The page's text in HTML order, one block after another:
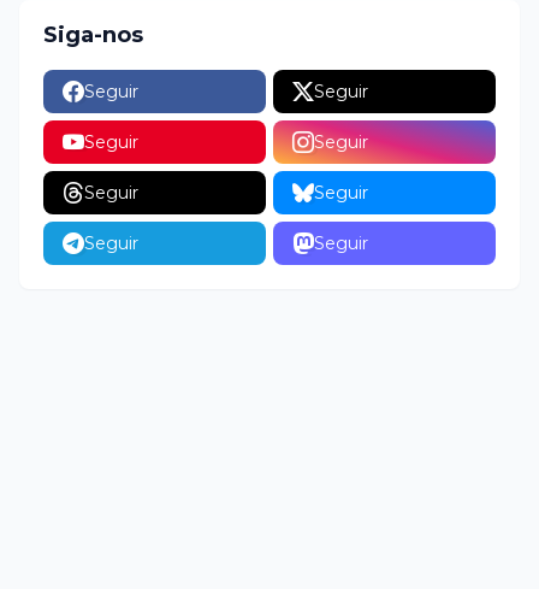
Siga-nos
Seguir Seguir
Seguir Seguir
Seguir Seguir
Seguir Seguir